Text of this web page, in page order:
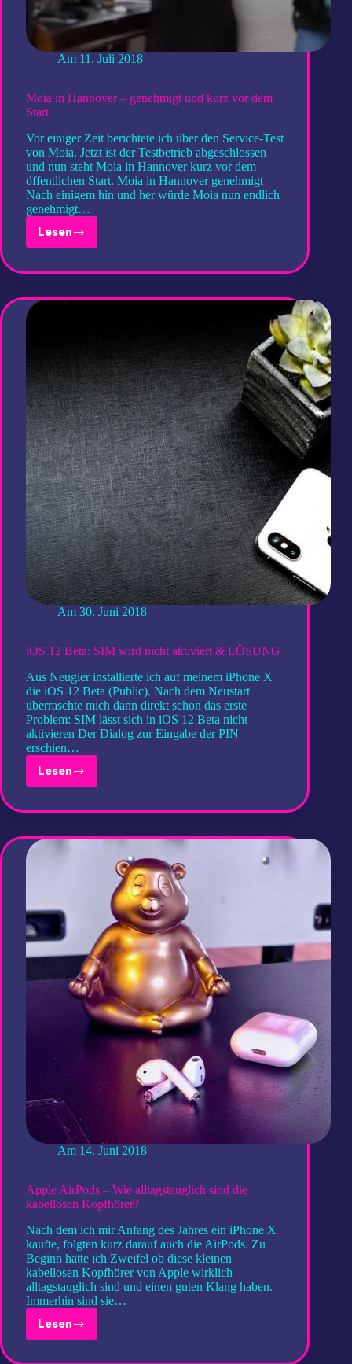
Am 11. Juli 2018
Moia in Hannover – genehmigt und kurz vor dem
Start
Vor einiger Zeit berichtete ich über den Service-Test
von Moia. Jetzt ist der Testbetrieb abgeschlossen
und nun steht Moia in Hannover kurz vor dem
öffentlichen Start. Moia in Hannover genehmigt
Nach einigem hin und her würde Moia nun endlich
genehmigt…
LesenMoia
in
genehmigt
Am 30. Juni 2018
iOS 12 Beta: SIM wird nicht aktiviert & LÖSUNG
Aus Neugier installierte ich auf meinem iPhone X
die iOS 12 Beta (Public). Nach dem Neustart
überraschte mich dann direkt schon das erste
Problem: SIM lässt sich in iOS 12 Beta nicht
aktivieren Der Dialog zur Eingabe der PIN
erschien…
LeseniOS
12
wird
nicht
Am 14. Juni 2018
Apple AirPods – Wie alltagstauglich sind die
kabellosen Kopfhörer?
Nach dem ich mir Anfang des Jahres ein iPhone X
kaufte, folgten kurz darauf auch die AirPods. Zu
Beginn hatte ich Zweifel ob diese kleinen
kabellosen Kopfhörer von Apple wirklich
alltagstauglich sind und einen guten Klang haben.
Immerhin sind sie…
LesenApple
AirPods